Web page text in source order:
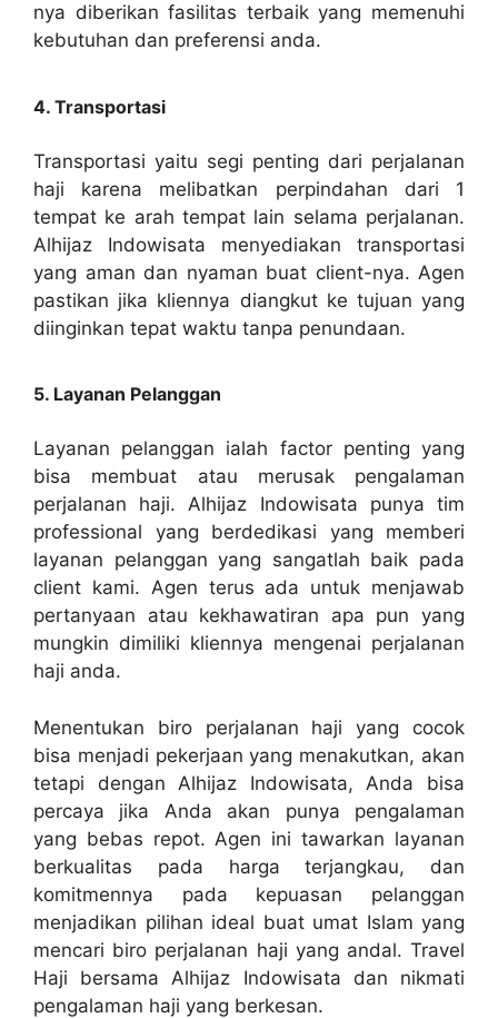
nya diberikan fasilitas terbaik yang memenuhi
kebutuhan dan preferensi anda.
4. Transportasi
Transportasi yaitu segi penting dari perjalanan
haji karena melibatkan perpindahan dari 1
tempat ke arah tempat lain selama perjalanan.
Alhijaz Indowisata menyediakan transportasi
yang aman dan nyaman buat client-nya. Agen
pastikan jika kliennya diangkut ke tujuan yang
diinginkan tepat waktu tanpa penundaan.
5. Layanan Pelanggan
Layanan pelanggan ialah factor penting yang
bisa membuat atau merusak pengalaman
perjalanan haji. Alhijaz Indowisata punya tim
professional yang berdedikasi yang memberi
layanan pelanggan yang sangatlah baik pada
client kami. Agen terus ada untuk menjawab
pertanyaan atau kekhawatiran apa pun yang
mungkin dimiliki kliennya mengenai perjalanan
haji anda.
Menentukan biro perjalanan haji yang cocok
bisa menjadi pekerjaan yang menakutkan, akan
tetapi dengan Alhijaz Indowisata, Anda bisa
percaya jika Anda akan punya pengalaman
yang bebas repot. Agen ini tawarkan layanan
berkualitas pada harga terjangkau, dan
komitmennya pada kepuasan pelanggan
menjadikan pilihan ideal buat umat Islam yang
mencari biro perjalanan haji yang andal. Travel
Haji bersama Alhijaz Indowisata dan nikmati
pengalaman haji yang berkesan.